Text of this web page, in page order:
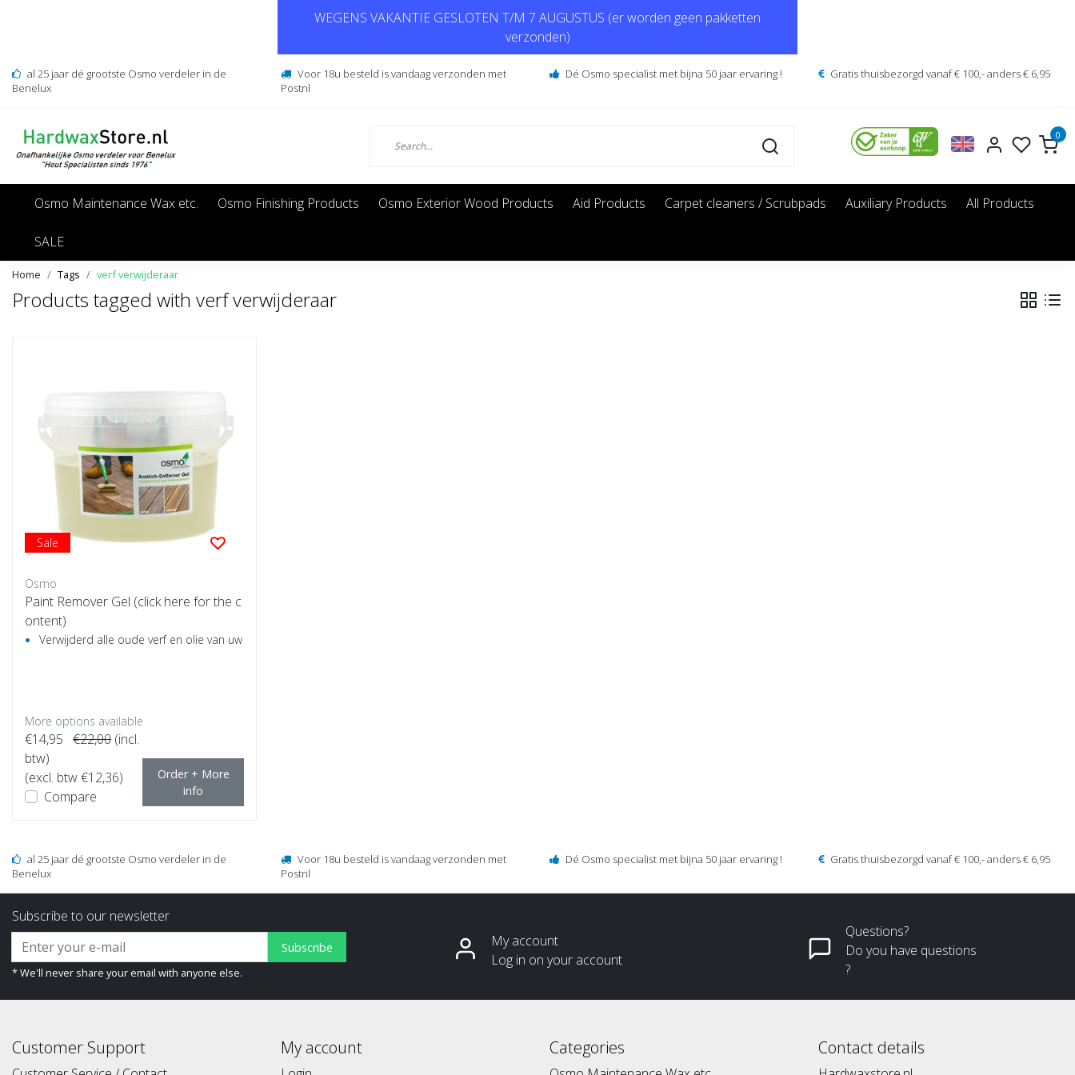
WEGENS VAKANTIE GESLOTEN T/M 7 AUGUSTUS (er worden geen pakketten
verzonden)
al 25 jaar dé grootste Osmo verdeler in de
Benelux
Voor 18u besteld is vandaag verzonden met
Postnl
Dé Osmo specialist met bijna 50 jaar ervaring ! Gratis thuisbezorgd vanaf € 100,- anders € 6,95
0
Osmo Maintenance Wax etc. Osmo Finishing Products Osmo Exterior Wood Products Aid Products Carpet cleaners / Scrubpads Auxiliary Products All Products
SALE
Home Tags verf verwijderaar
Products tagged with verf verwijderaar
Sale
Osmo
Paint Remover Gel (click here for the c
ontent)
Verwijderd alle oude verf en olie van uw hout
More options available
€14,95 €22,00 (incl.
btw)
(excl. btw €12,36)
Compare
Order + More
info
al 25 jaar dé grootste Osmo verdeler in de
Benelux
Voor 18u besteld is vandaag verzonden met
Postnl
Dé Osmo specialist met bijna 50 jaar ervaring ! Gratis thuisbezorgd vanaf € 100,- anders € 6,95
Subscribe to our newsletter
Subscribe
* We'll never share your email with anyone else.
My account
Log in on your account
Questions?
Do you have questions
?
Customer Support My account Categories Contact details